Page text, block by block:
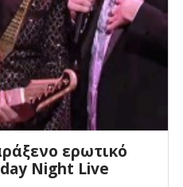
ερωτικό
Night Live